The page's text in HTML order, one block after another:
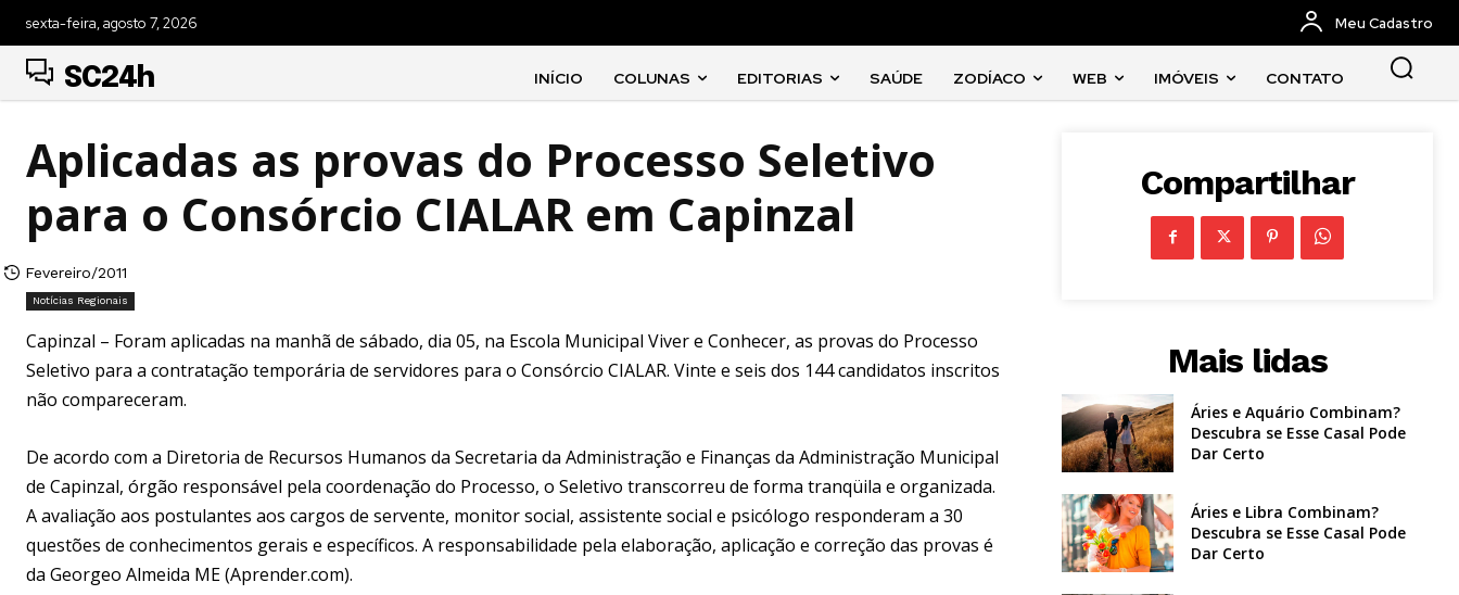
sexta-feira, agosto 7, 2026 Meu Cadastro
SC24h INÍCIO COLUNAS EDITORIAS SAÚDE ZODÍACO WEB IMÓVEIS CONTATO
Aplicadas as provas do Processo Seletivo
para o Consórcio CIALAR em Capinzal
Fevereiro/2011
Notícias Regionais
Capinzal – Foram aplicadas na manhã de sábado, dia 05, na Escola Municipal Viver e Conhecer, as provas do Processo
Seletivo para a contratação temporária de servidores para o Consórcio CIALAR. Vinte e seis dos 144 candidatos inscritos
não compareceram.
De acordo com a Diretoria de Recursos Humanos da Secretaria da Administração e Finanças da Administração Municipal
de Capinzal, órgão responsável pela coordenação do Processo, o Seletivo transcorreu de forma tranqüila e organizada.
A avaliação aos postulantes aos cargos de servente, monitor social, assistente social e psicólogo responderam a 30
questões de conhecimentos gerais e específicos. A responsabilidade pela elaboração, aplicação e correção das provas é
da Georgeo Almeida ME (Aprender.com).
Compartilhar
Mais lidas
Áries e Aquário Combinam?
Descubra se Esse Casal Pode
Dar Certo
Áries e Libra Combinam?
Descubra se Esse Casal Pode
Dar Certo